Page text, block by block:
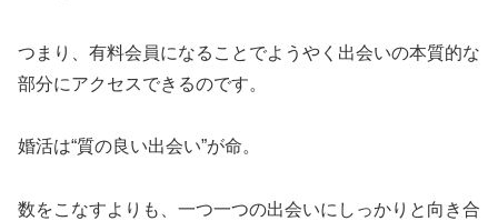
つまり、有料会員になることでようやく出会いの本質的な
部分にアクセスできるのです。
婚活は“質の良い出会い”が命。
数をこなすよりも、一つ一つの出会いにしっかりと向き合